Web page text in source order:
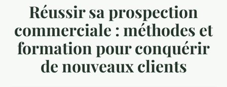
Réussir sa prospection
commerciale : méthodes et
formation pour conquérir
de nouveaux clients